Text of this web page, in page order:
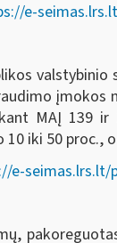
e-
MAĮ 139
iki 50 proc.,
e-seimas.lrs.lt/